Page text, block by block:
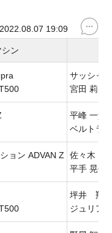
19:09
ン
サッシャ
宮田 莉朋
平峰 一貴
ベルトラ
ョン ADVAN Z
佐々木 大
平手 晃平
坪井 翔
ジュリア